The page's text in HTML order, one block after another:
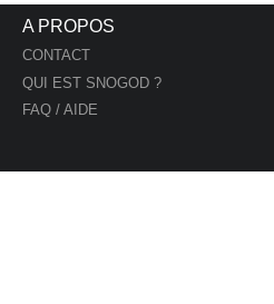
A PROPOS
CONTACT
QUI EST SNOGOD ?
FAQ / AIDE